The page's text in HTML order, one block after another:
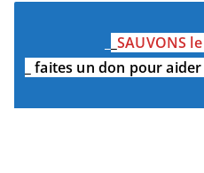
_SAUVONS
_faites un don pour